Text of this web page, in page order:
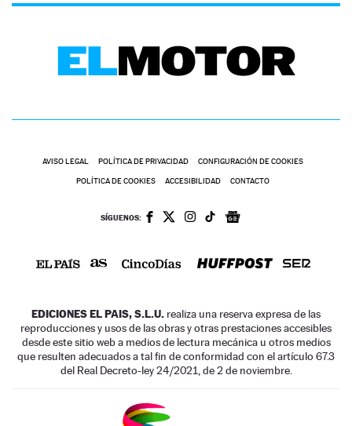
AVISO LEGAL POLÍTICA DE PRIVACIDAD CONFIGURACIÓN DE COOKIES
POLÍTICA DE COOKIES ACCESIBILIDAD CONTACTO
SÍGUENOS:
EDICIONES EL PAIS, S.L.U. realiza una reserva expresa de las
reproducciones y usos de las obras y otras prestaciones accesibles
desde este sitio web a medios de lectura mecánica u otros medios
que resulten adecuados a tal fin de conformidad con el artículo 67.3
del Real Decreto-ley 24/2021, de 2 de noviembre.